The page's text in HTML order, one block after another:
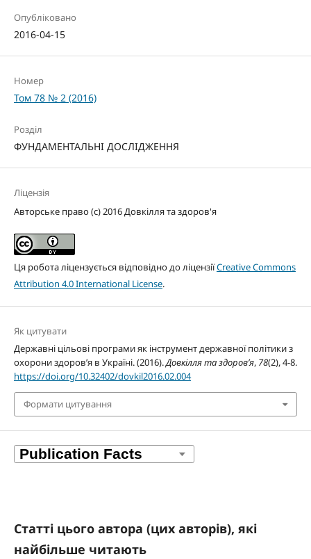
Опубліковано
2016-04-15
Номер
Том 78 № 2 (2016)
Розділ
ФУНДАМЕНТАЛЬНІ ДОСЛІДЖЕННЯ
Ліцензія
Авторське право (c) 2016 Довкілля та здоров'я
Ця робота ліцензується відповідно до ліцензіїCreative Commons
Attribution 4.0 International License.
Як цитувати
Державні цільові програми як інструмент державної політики з
охорони здоров’я в Україні. (2016).Довкілля та здоров’я, 78(2), 4-8.
https://doi.org/10.32402/dovkil2016.02.004
Формати цитування
Статті цього автора (цих авторів), які
найбільше читають